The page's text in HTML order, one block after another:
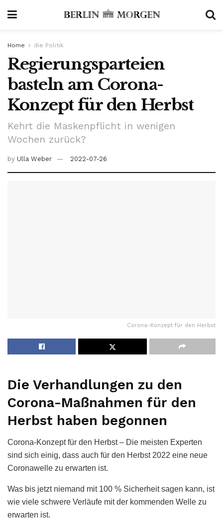
Home die Politik
Regierungsparteien
basteln am Corona-
Konzept für den Herbst
Kehrt die Maskenpflicht in wenigen
Wochen zurück?
by Ulla Weber 2022-07-26
Corona-Konzept für den Herbst
Die Verhandlungen zu den
Corona-Maßnahmen für den
Herbst haben begonnen
Corona-Konzept für den Herbst – Die meisten Experten
sind sich einig, dass auch für den Herbst 2022 eine neue
Coronawelle zu erwarten ist.
Was bis jetzt niemand mit 100 % Sicherheit sagen kann, ist
wie viele schwere Verläufe mit der kommenden Welle zu
erwarten ist.